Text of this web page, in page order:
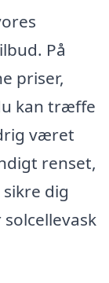
På
priser,
kan træffe
været
renset,
dig